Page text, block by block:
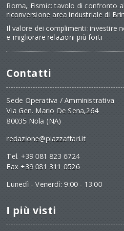
Roma, Fismic: tavolo di confronto
riconversione area industriale di
Il valore dei complimenti: investire
e migliorare relazioni più forti
Contatti
Sede Operativa / Amministrativa
Via Gen. Mario De Sena,264
80035 Nola (NA)
redazione@piazzaffari.it
Tel. +39 081 823 6724
Fax +39 081 311 0526
Lunedì - Venerdì: 9:00 - 13:00
I più visti